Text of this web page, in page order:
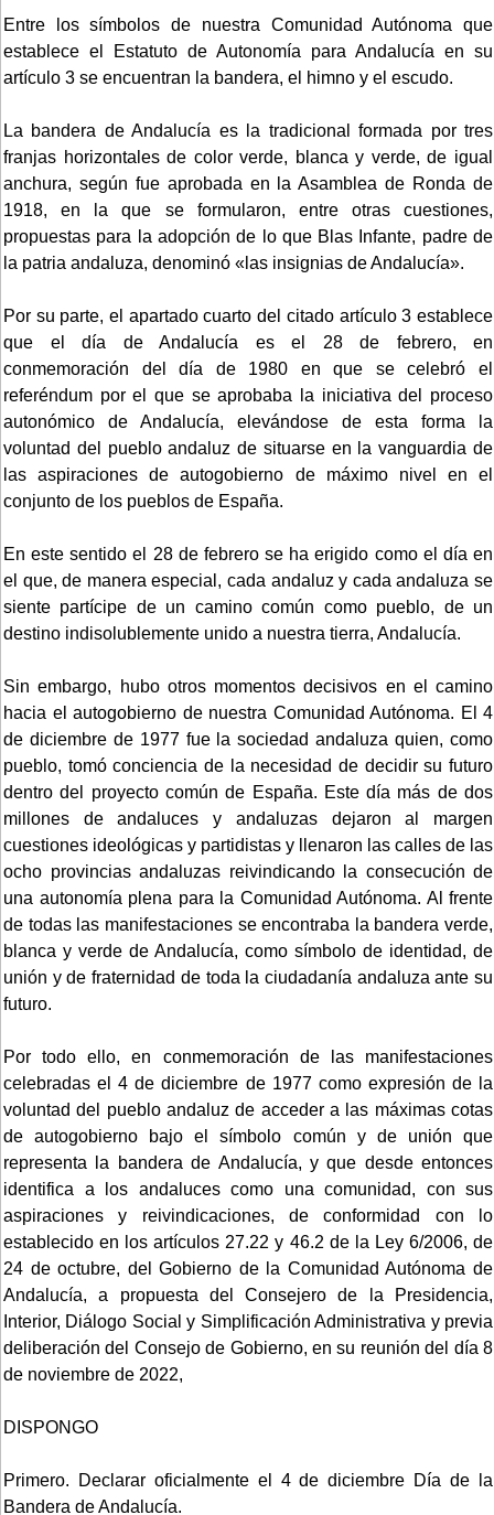
Entre los símbolos de nuestra Comunidad Autónoma que
establece el Estatuto de Autonomía para Andalucía en su
artículo 3 se encuentran la bandera, el himno y el escudo.
La bandera de Andalucía es la tradicional formada por tres
franjas horizontales de color verde, blanca y verde, de igual
anchura, según fue aprobada en la Asamblea de Ronda de
1918, en la que se formularon, entre otras cuestiones,
propuestas para la adopción de lo que Blas Infante, padre de
la patria andaluza, denominó «las insignias de Andalucía».
Por su parte, el apartado cuarto del citado artículo 3 establece
que el día de Andalucía es el 28 de febrero, en
conmemoración del día de 1980 en que se celebró el
referéndum por el que se aprobaba la iniciativa del proceso
autonómico de Andalucía, elevándose de esta forma la
voluntad del pueblo andaluz de situarse en la vanguardia de
las aspiraciones de autogobierno de máximo nivel en el
conjunto de los pueblos de España.
En este sentido el 28 de febrero se ha erigido como el día en
el que, de manera especial, cada andaluz y cada andaluza se
siente partícipe de un camino común como pueblo, de un
destino indisolublemente unido a nuestra tierra, Andalucía.
Sin embargo, hubo otros momentos decisivos en el camino
hacia el autogobierno de nuestra Comunidad Autónoma. El 4
de diciembre de 1977 fue la sociedad andaluza quien, como
pueblo, tomó conciencia de la necesidad de decidir su futuro
dentro del proyecto común de España. Este día más de dos
millones de andaluces y andaluzas dejaron al margen
cuestiones ideológicas y partidistas y llenaron las calles de las
ocho provincias andaluzas reivindicando la consecución de
una autonomía plena para la Comunidad Autónoma. Al frente
de todas las manifestaciones se encontraba la bandera verde,
blanca y verde de Andalucía, como símbolo de identidad, de
unión y de fraternidad de toda la ciudadanía andaluza ante su
futuro.
Por todo ello, en conmemoración de las manifestaciones
celebradas el 4 de diciembre de 1977 como expresión de la
voluntad del pueblo andaluz de acceder a las máximas cotas
de autogobierno bajo el símbolo común y de unión que
representa la bandera de Andalucía, y que desde entonces
identifica a los andaluces como una comunidad, con sus
aspiraciones y reivindicaciones, de conformidad con lo
establecido en los artículos 27.22 y 46.2 de la Ley 6/2006, de
24 de octubre, del Gobierno de la Comunidad Autónoma de
Andalucía, a propuesta del Consejero de la Presidencia,
Interior, Diálogo Social y Simplificación Administrativa y previa
deliberación del Consejo de Gobierno, en su reunión del día 8
de noviembre de 2022,
DISPONGO
Primero. Declarar oficialmente el 4 de diciembre Día de la
Bandera de Andalucía.